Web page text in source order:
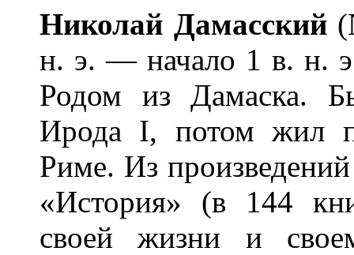
Николай Дамасский
н. э. — начало 1 в. н.
Родом из Дамаска.
Ирода I, потом жил
Риме. Из
«История» (в 144
своей жизни и